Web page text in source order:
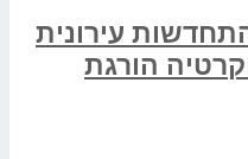
עירונית
הורגת